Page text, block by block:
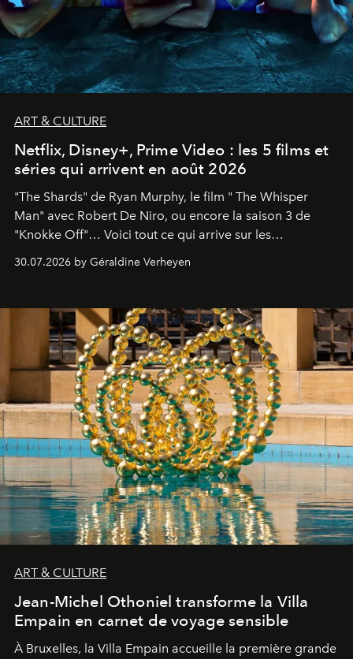
ART & CULTURE
Netflix, Disney+, Prime Video : les 5 films et
séries qui arrivent en août 2026
"The Shards" de Ryan Murphy, le film " The Whisper
Man" avec Robert De Niro, ou encore la saison 3 de
"Knokke Off"… Voici tout ce qui arrive sur les
plateformes de streaming en août 2026.
30.07.2026 by Géraldine Verheyen
ART & CULTURE
Jean-Michel Othoniel transforme la Villa
Empain en carnet de voyage sensible
À Bruxelles, la Villa Empain accueille la première grande